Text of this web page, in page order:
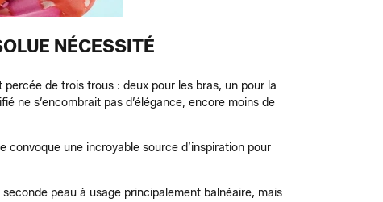
NÉCESSITÉ
de trois trous : deux pour les bras, un pour la
ne s’encombrait pas d’élégance, encore moins de
convoque une incroyable source d’inspiration pour
peau à usage principalement balnéaire, mais